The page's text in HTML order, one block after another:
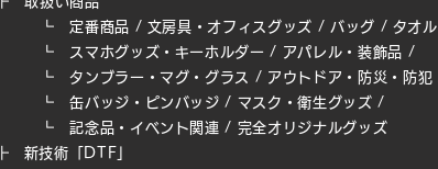
┗定番商品 / 文房具・オフィスグッズ / バッグ / タオル
┗
スマホグッズ・キーホルダー / アパレル・装飾品 /
┗タンブラー・マグ・グラス / アウトドア・防災・防犯
┗缶バッジ・ピンバッジ / マスク・衛生グッズ /
┗記念品・イベント関連 / 完全オリジナルグッズ
┣
新技術「DTF」